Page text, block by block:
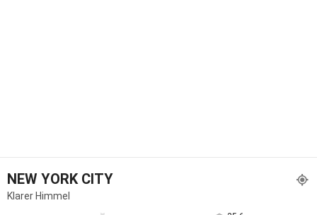
NEW YORK CITY
Klarer Himmel